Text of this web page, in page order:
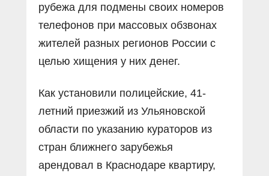
рубежа для подмены своих номеров
телефонов при массовых обзвонах
жителей разных регионов России с
целью хищения у них денег.
Как установили полицейские, 41-
летний приезжий из Ульяновской
области по указанию кураторов из
стран ближнего зарубежья
арендовал в Краснодаре квартиру,